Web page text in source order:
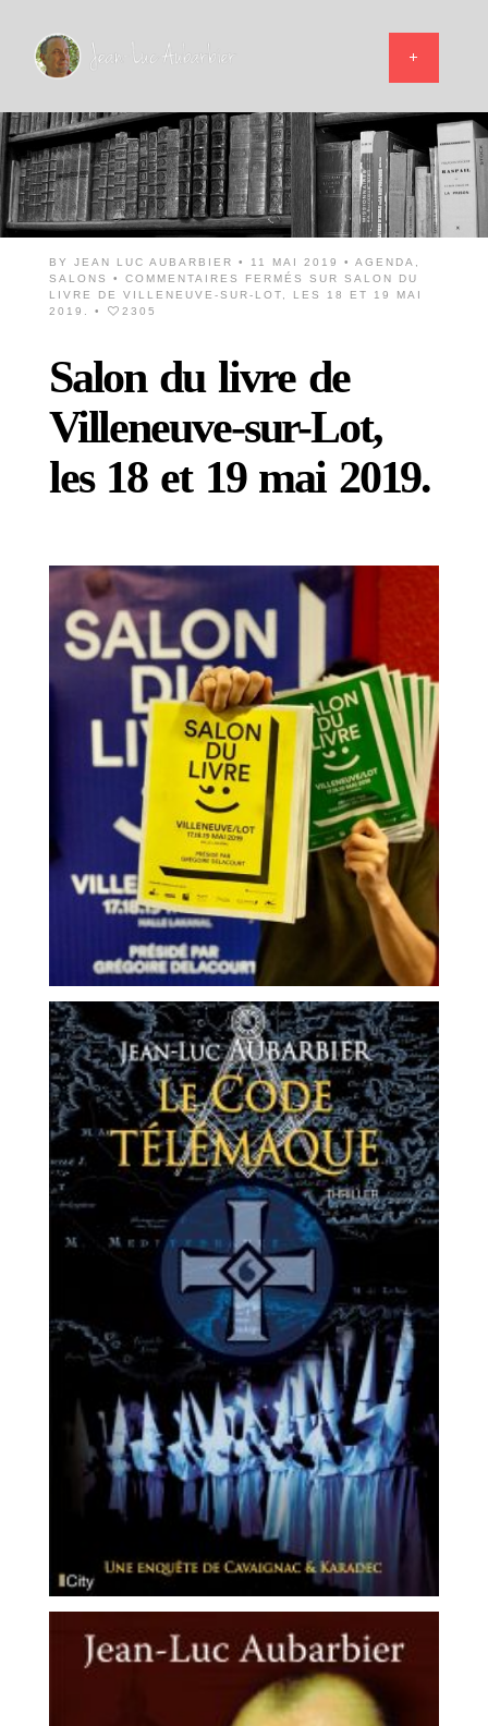
BY JEAN LUC AUBARBIER • 11 MAI 2019 • AGENDA
SALONS
• COMMENTAIRES FERMÉS
SUR SALON DU
LIVRE DE VILLENEUVE-SUR-LOT, LES 18 ET 19 MAI
2019.
• 2305
Salon du livre de
Villeneuve-sur-Lot,
les 18 et 19 mai 2019.